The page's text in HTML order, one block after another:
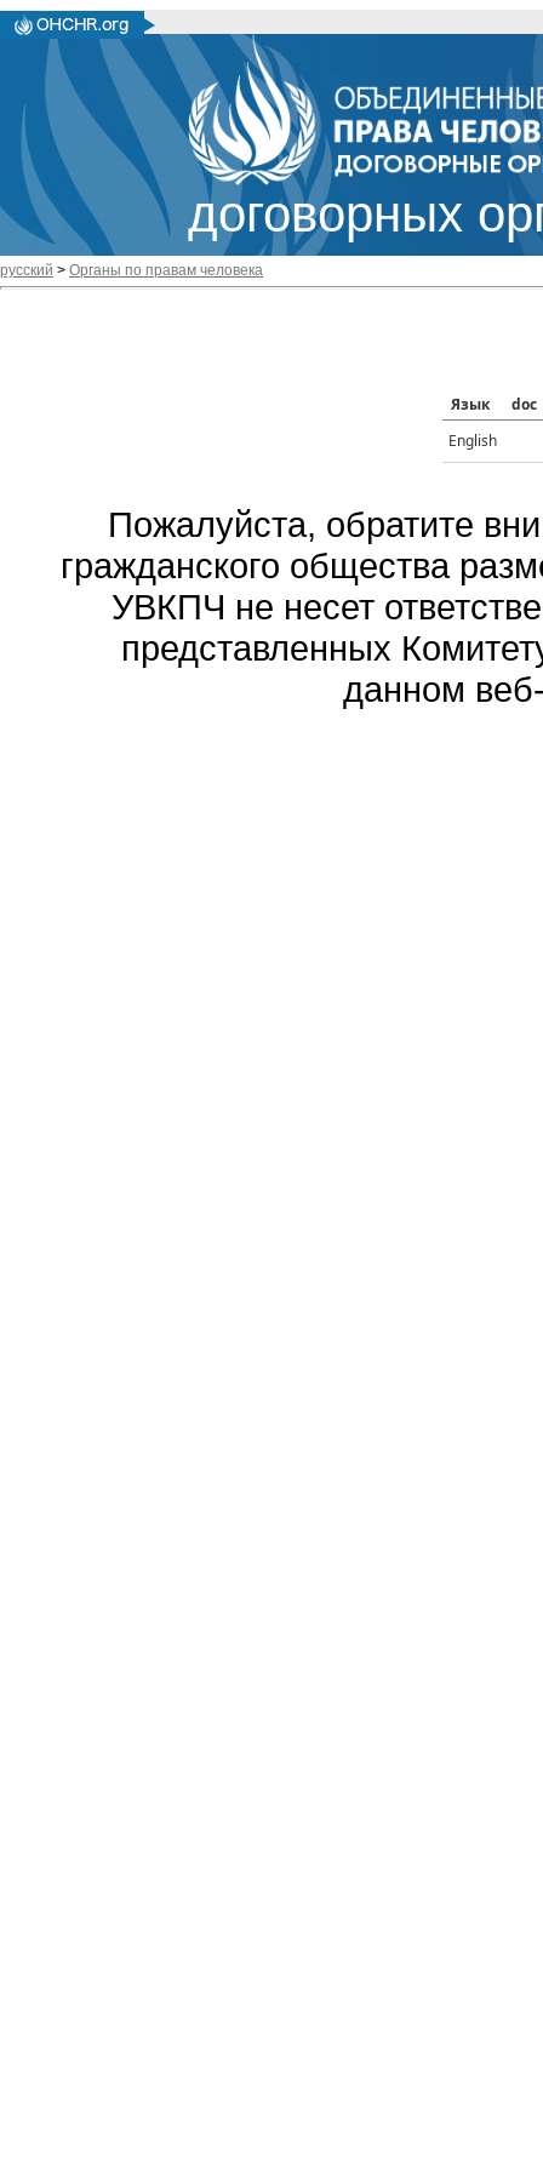
договорных
русский > Органы по правам человека
Язык
doc
English
Пожалуйста, обратите
гражданского общества
УВКПЧ не несет
представленных
данном